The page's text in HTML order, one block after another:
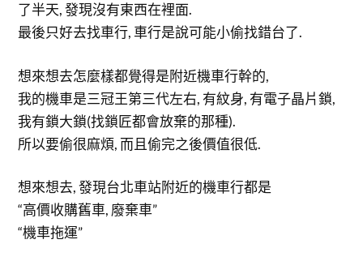
了半天, 發現沒有東西在裡面.
最後只好去找車行, 車行是說可能小偷找錯台了.
想來想去怎麼樣都覺得是附近機車行幹的,
我的機車是三冠王第三代左右, 有紋身, 有電子晶片鎖,
我有鎖大鎖(找鎖匠都會放棄的那種).
所以要偷很麻煩, 而且偷完之後價值很低.
想來想去, 發現台北車站附近的機車行都是
“高價收購舊車, 廢棄車”
“機車拖運”